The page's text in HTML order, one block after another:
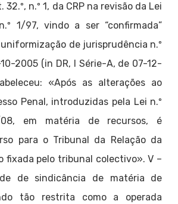
n.º 1, da CRP na revisão da Lei
1/97, vindo a ser “confirmada”
de jurisprudência n.º
2005 (in DR, I Série-A, de 07-12-
«Após as alterações ao
Penal, introduzidas pela Lei n.º
em matéria de recursos, é
para o Tribunal da Relação da
fixada pelo tribunal colectivo». V –
de sindicância de matéria de
tão restrita como a operada